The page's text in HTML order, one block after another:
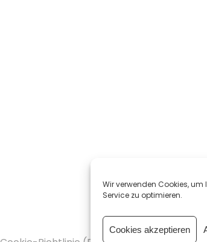
Wir verwenden Cookies, um
Service zu optimieren.
Cookies akzeptieren